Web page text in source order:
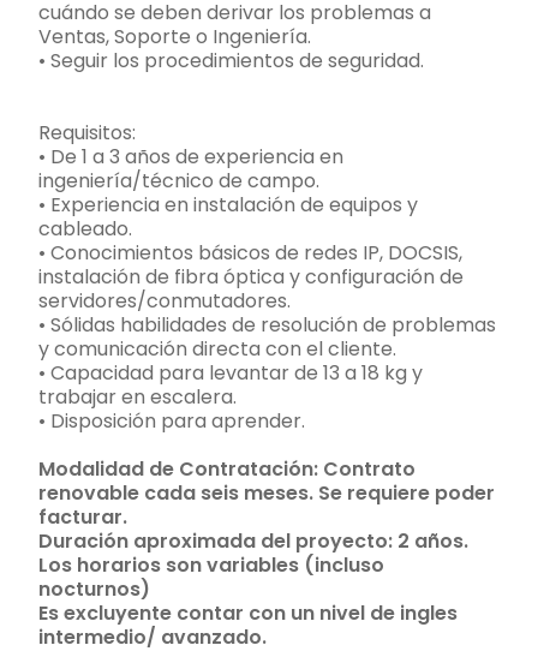
cuándo se deben derivar los problemas a
Ventas, Soporte o Ingeniería.
• Seguir los procedimientos de seguridad.
Requisitos:
• De 1 a 3 años de experiencia en
ingeniería/técnico de campo.
• Experiencia en instalación de equipos y
cableado.
• Conocimientos básicos de redes IP, DOCSIS,
instalación de fibra óptica y configuración de
servidores/conmutadores.
• Sólidas habilidades de resolución de problemas
y comunicación directa con el cliente.
• Capacidad para levantar de 13 a 18 kg y
trabajar en escalera.
• Disposición para aprender.
Modalidad de Contratación: Contrato
renovable cada seis meses. Se requiere poder
facturar.
Duración aproximada del proyecto: 2 años.
Los horarios son variables (incluso
nocturnos)
Es excluyente contar con un nivel de ingles
intermedio/ avanzado.